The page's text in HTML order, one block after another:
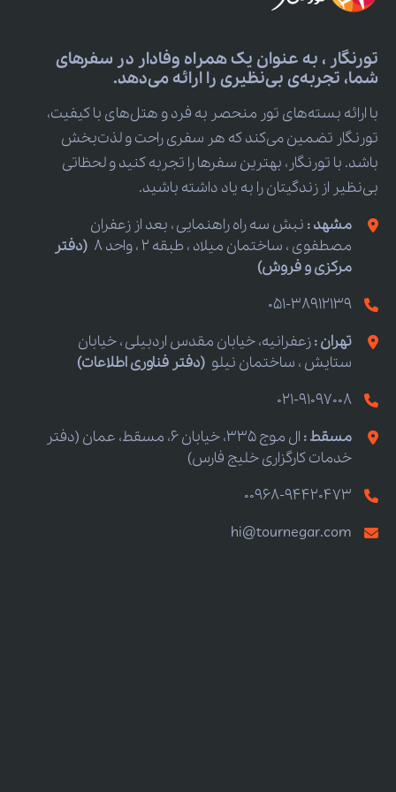
تورنگار ، به عنوان یک همراه وفادار در سفرهای
شما، تجربه‌ی بی‌نظیری را ارائه می‌دهد.
با ارائه بسته‌های تور منحصر به فرد و هتل‌های با کیفیت،
تورنگار تضمین می‌کند که هر سفری راحت و لذت‌بخش
باشد. با تورنگار، بهترین سفرها را تجربه کنید و لحظاتی
بی‌نظیر از زندگیتان را به یاد داشته باشید.
مشهد : نبش سه راه راهنمایی ، بعد از زعفران
مصطفوی ، ساختمان میلاد ، طبقه 2 ، واحد 8
(دفتر
مرکزی و فروش)
051-38912139
تهران :زعفرانیه، خیابان مقدس اردبیلی ، خیابان
ستایش ، ساختمان نیلو (دفتر فناوری اطلاعات)
021-91097008
مسقط :
ال موج 335، خیابان 6، مسقط، عمان (دفتر
خدمات کارگزاری خلیج فارس)
00968-94420473
hi@tournegar.com